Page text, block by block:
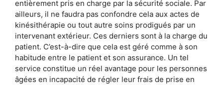
entièrement pris en charge par la sécurité sociale. Par
ailleurs, il ne faudra pas confondre cela aux actes de
kinésithérapie ou tout autre soins prodigués par un
intervenant extérieur. Ces derniers sont à la charge du
patient. C’est-à-dire que cela est géré comme à son
habitude entre le patient et son assurance. Un tel
service constitue un réel avantage pour les personnes
âgées en incapacité de régler leur frais de prise en